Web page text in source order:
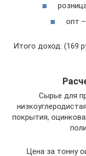
опт
Итого доход: (169
Сырье для
покрытия,
Цена за тонну